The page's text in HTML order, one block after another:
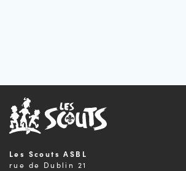
Les Scouts ASBL
rue de Dublin 21